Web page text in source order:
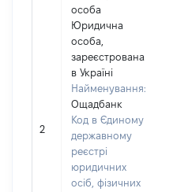
2
особа
Юридична
особа,
зареєстрована
в Україні
Найменування:
Ощадбанк
Код в Єдиному
державному
реєстрі
юридичних
осіб, фізичних